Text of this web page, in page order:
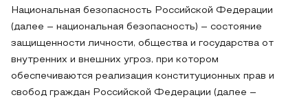
Национальная безопасность Российской Федерации
(далее – национальная безопасность) – состояние
защищенности личности, общества и государства от
внутренних и внешних угроз, при котором
обеспечиваются реализация конституционных прав и
свобод граждан Российской Федерации (далее –